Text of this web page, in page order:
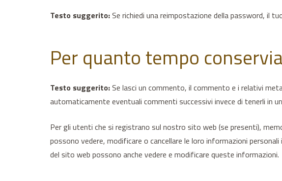
Testo suggerito:Se richiedi una reimpostazione della password, il
Per quanto tempo
Testo suggerito:Se lasci un commento, il commento e i relativi
automaticamente eventuali commenti successivi invece di tenerli in
Per gli utenti che si registrano sul nostro sito web (se presenti),
possono vedere, modificare o cancellare le loro informazioni
del sito web possono anche vedere e modificare queste informazioni.